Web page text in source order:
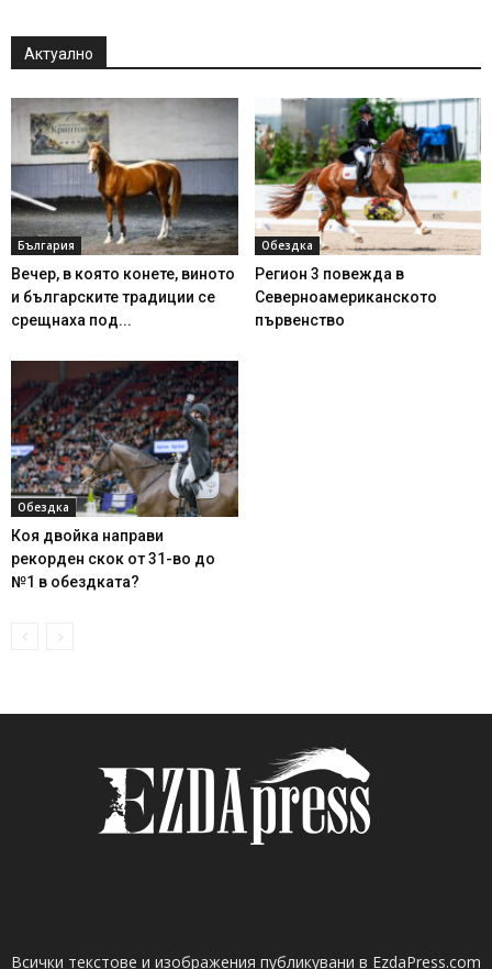
Актуално
България
Вечер, в която конете, виното
и българските традиции се
срещнаха под...
Обездка
Регион 3 повежда в
Северноамериканското
първенство
Обездка
Коя двойка направи
рекорден скок от 31-во до
№1 в обездката?
Всички текстове и изображения публикувани в EzdaPress.com